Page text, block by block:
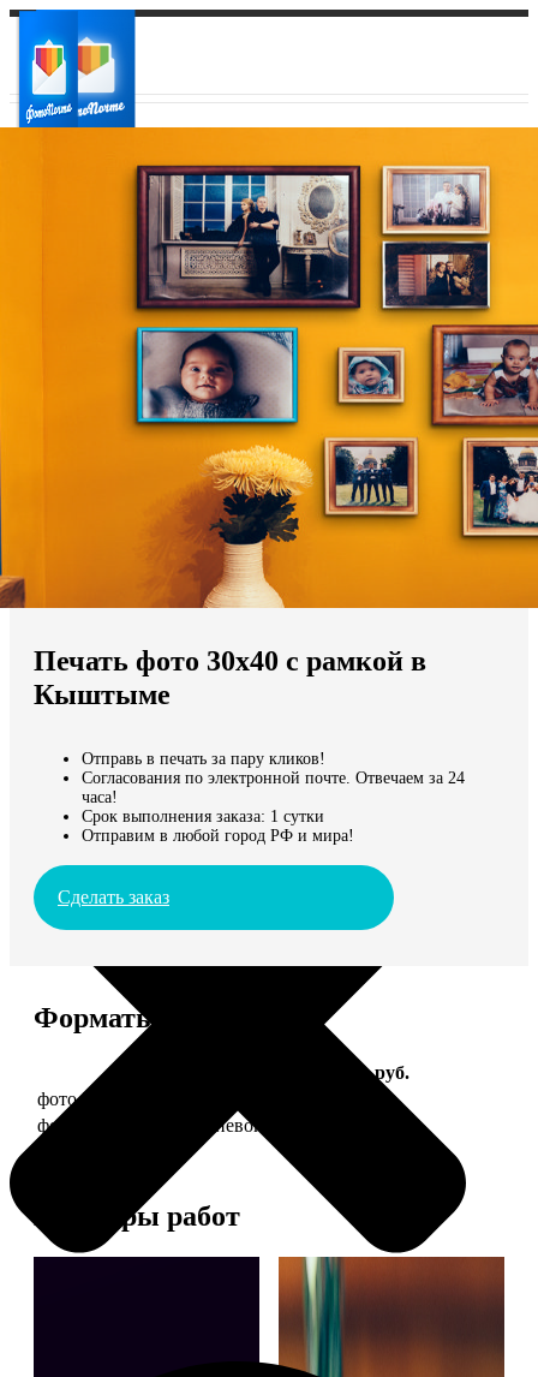
Ваш регион доставки
Выберите из списка:
Мы доставляем по всему миру
Продолжить без города
Печать фото 30х40 с рамкой в
Кыштыме
Отправь в печать за пару кликов!
Согласования по электронной почте. Отвечаем за 24
часа!
Срок выполнения заказа: 1 сутки
Отправим в любой город РФ и мира!
Сделать заказ
Форматы и цены
Цена, руб.
фото 30х40 в деревянной рамке
фото 30х40 в алюминиевой рамке
Примеры работ